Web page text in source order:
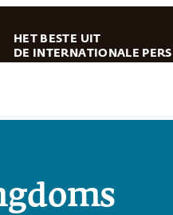
HET BESTE UIT
DE INTERNATIONALE PERS